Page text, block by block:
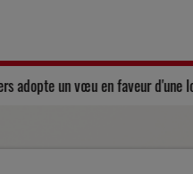
du Gers adopte un